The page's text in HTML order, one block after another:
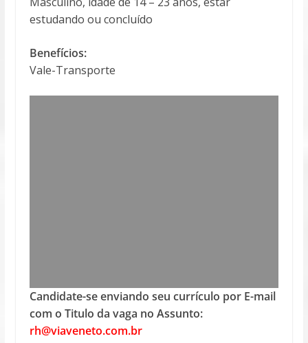
estudando ou concluído
Benefícios:
Vale-Transporte
Candidate-se enviando seu currículo por E-mail
com o Titulo da vaga no Assunto:
rh@viaveneto.com.br